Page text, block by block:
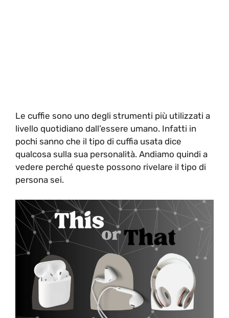
Le cuffie sono uno degli strumenti più utilizzati a
livello quotidiano dall’essere umano. Infatti in
pochi sanno che il tipo di cuffia usata dice
qualcosa sulla sua personalità. Andiamo quindi a
vedere perché queste possono rivelare il tipo di
persona sei.